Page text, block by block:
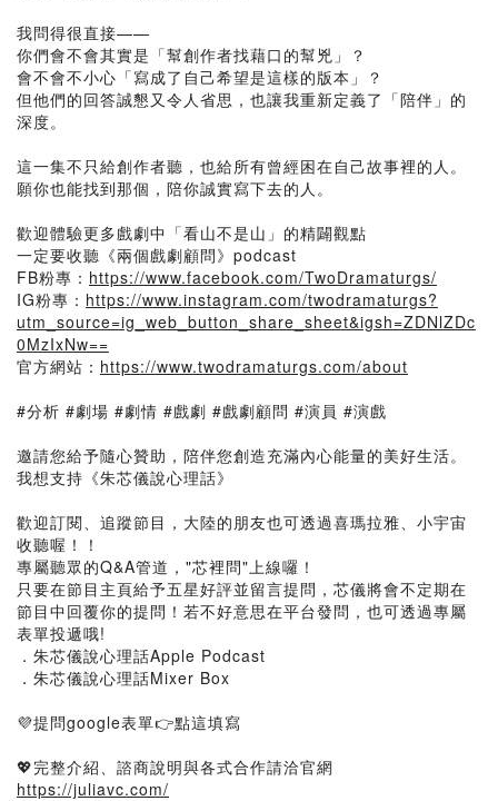
我問得很直接——
你們會不會其實是「幫創作者找藉口的幫兇」？
會不會不小心「寫成了自己希望是這樣的版本」？
但他們的回答誠懇又令人省思，也讓我重新定義了「陪伴」的
深度。
這一集不只給創作者聽，也給所有曾經困在自己故事裡的人。
願你也能找到那個，陪你誠實寫下去的人。
歡迎體驗更多戲劇中「看山不是山」的精闢觀點
一定要收聽《兩個戲劇顧問》podcast
FB粉專： https://www.facebook.com/TwoDramaturgs/
IG粉專： https://www.instagram.com/twodramaturgs?
utm_source=ig_web_button_share_sheet&igsh=ZDNlZDc
0MzIxNw==
官方網站： https://www.twodramaturgs.com/about
#分析 #劇場 #劇情 #戲劇 #戲劇顧問 #演員 #演戲
邀請您給予隨心贊助，陪伴您創造充滿內心能量的美好生活。
我想支持《朱芯儀說心理話》
歡迎訂閱、追蹤節目，大陸的朋友也可透過喜瑪拉雅、小宇宙
收聽喔！！
專屬聽眾的Q&A管道，"芯裡問"上線囉！
只要在節目主頁給予五星好評並留言提問，芯儀將會不定期在
節目中回覆你的提問！若不好意思在平台發問，也可透過專屬
表單投遞哦!
．朱芯儀說心理話Apple Podcast
．朱芯儀說心理話Mixer Box
💜提問google表單👉點這填寫
💖完整介紹、諮商說明與各式合作請洽官網
https://juliavc.com/